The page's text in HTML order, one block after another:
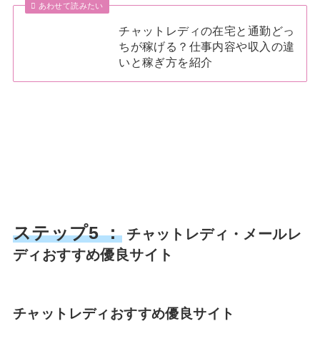
あわせて読みたい
チャットレディの在宅と通勤どっ
ちが稼げる？仕事内容や収入の違
いと稼ぎ方を紹介
ステップ5 ：チャットレディ・メールレ
ディおすすめ優良サイト
チャットレディおすすめ優良サイト